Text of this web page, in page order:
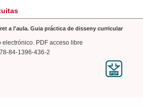
a l'aula. Guia práctica de disseny curricular
electrónico. PDF acceso libre
84-1396-436-2